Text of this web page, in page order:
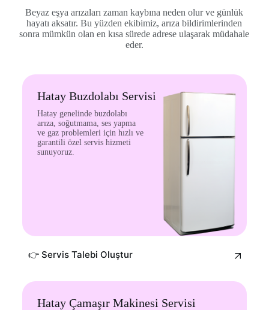
Beyaz eşya arızaları zaman kaybına neden olur ve günlük
hayatı aksatır. Bu yüzden ekibimiz, arıza bildirimlerinden
sonra mümkün olan en kısa sürede adrese ulaşarak müdahale
eder.
Hatay Buzdolabı Servisi
Hatay genelinde buzdolabı
arıza, soğutmama, ses yapma
ve gaz problemleri için hızlı ve
garantili özel servis hizmeti
sunuyoruz.
👉 Servis Talebi Oluştur
Hatay Çamaşır Makinesi Servisi